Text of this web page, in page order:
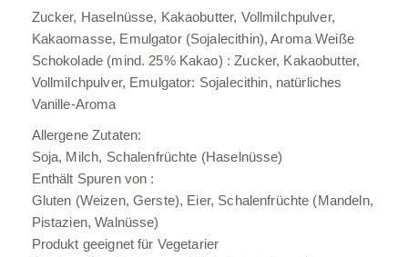
Zucker, Haselnüsse, Kakaobutter, Vollmilchpulver,
Kakaomasse, Emulgator (Sojalecithin), Aroma Weiße
Schokolade (mind. 25% Kakao) : Zucker, Kakaobutter,
Vollmilchpulver, Emulgator: Sojalecithin, natürliches
Vanille-Aroma
Allergene Zutaten:
Soja, Milch, Schalenfrüchte (Haselnüsse)
Enthält Spuren von :
Gluten (Weizen, Gerste), Eier, Schalenfrüchte (Mandeln,
Pistazien, Walnüsse)
Produkt geeignet für Vegetarier